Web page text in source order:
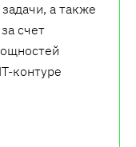
а также
счет
контуре